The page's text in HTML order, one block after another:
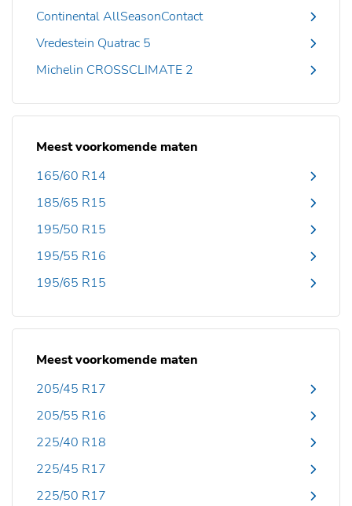
Continental AllSeasonContact
Vredestein Quatrac 5
Michelin CROSSCLIMATE 2
Meest voorkomende maten
165/60 R14
185/65 R15
195/50 R15
195/55 R16
195/65 R15
Meest voorkomende maten
205/45 R17
205/55 R16
225/40 R18
225/45 R17
225/50 R17